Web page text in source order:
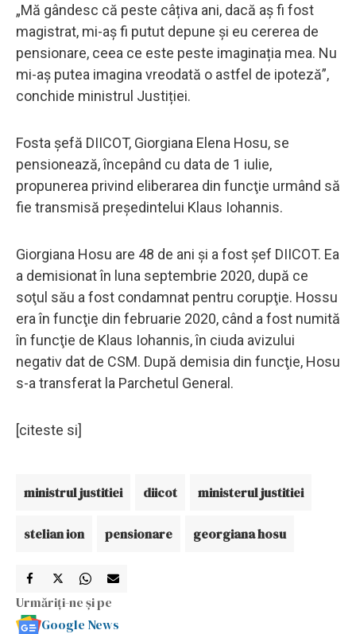
„Mă gândesc că peste câțiva ani, dacă aș fi fost
magistrat, mi-aș fi putut depune și eu cererea de
pensionare, ceea ce este peste imaginația mea. Nu
mi-aș putea imagina vreodată o astfel de ipoteză”,
conchide ministrul Justiției.
Fosta şefă DIICOT, Giorgiana Elena Hosu, se
pensionează, începând cu data de 1 iulie,
propunerea privind eliberarea din funcţie urmând să
fie transmisă preşedintelui Klaus Iohannis.
Giorgiana Hosu are 48 de ani şi a fost şef DIICOT. Ea
a demisionat în luna septembrie 2020, după ce
soţul său a fost condamnat pentru corupţie. Hossu
era în funcţie din februarie 2020, când a fost numită
în funcţie de Klaus Iohannis, în ciuda avizului
negativ dat de CSM. După demisia din funcţie, Hosu
s-a transferat la Parchetul General.
[citeste si]
ministrul justitiei diicot ministerul justitiei
stelian ion pensionare georgiana hosu
Urmăriți-ne și pe
Google News